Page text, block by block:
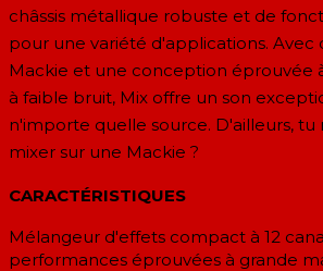
châssis métallique robuste et de
pour une variété d'applications. Avec
Mackie et une conception éprouvée
à faible bruit, Mix offre un son
n'importe quelle source. D'ailleurs, tu
mixer sur une Mackie ?
CARACTÉRISTIQUES
Mélangeur d'effets compact à 12
performances éprouvées à grande